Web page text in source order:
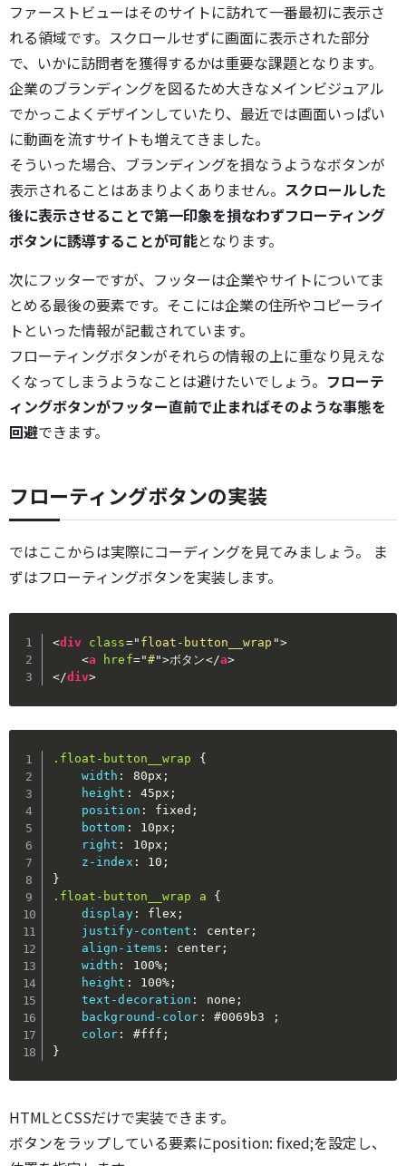
ファーストビューはそのサイトに訪れて一番最初に表示さ
れる領域です。スクロールせずに画面に表示された部分
で、いかに訪問者を獲得するかは重要な課題となります。
企業のブランディングを図るため大きなメインビジュアル
でかっこよくデザインしていたり、最近では画面いっぱい
に動画を流すサイトも増えてきました。
そういった場合、ブランディングを損なうようなボタンが
表示されることはあまりよくありません。 スクロールした
後に表示させることで第一印象を損なわずフローティング
ボタンに誘導することが可能となります。
次にフッターですが、フッターは企業やサイトについてま
とめる最後の要素です。そこには企業の住所やコピーライ
トといった情報が記載されています。
フローティングボタンがそれらの情報の上に重なり見えな
くなってしまうようなことは避けたいでしょう。 フローテ
ィングボタンがフッター直前で止まればそのような事態を
回避できます。
フローティングボタンの実装
ではここからは実際にコーディングを見てみましょう。 ま
ずはフローティングボタンを実装します。
<div class=" float-button__wrap ">
<a href="#">ボタン</a>
</div>
.float-button__wrap
{
width : 80px ;
height : 45px ;
position : fixed ;
bottom : 10px ;
right : 10px ;
z-index : 10 ;
}
.float-button__wrap a
{
display: flex ;
justify-content : center ;
align-items : center;
width : 100% ;
height : 100% ;
text-decoration : none ;
background-color : #0069b3
;
color : #fff ;
}
HTMLとCSSだけで実装できます。
ボタンをラップしている要素にposition: fixed;を設定し、